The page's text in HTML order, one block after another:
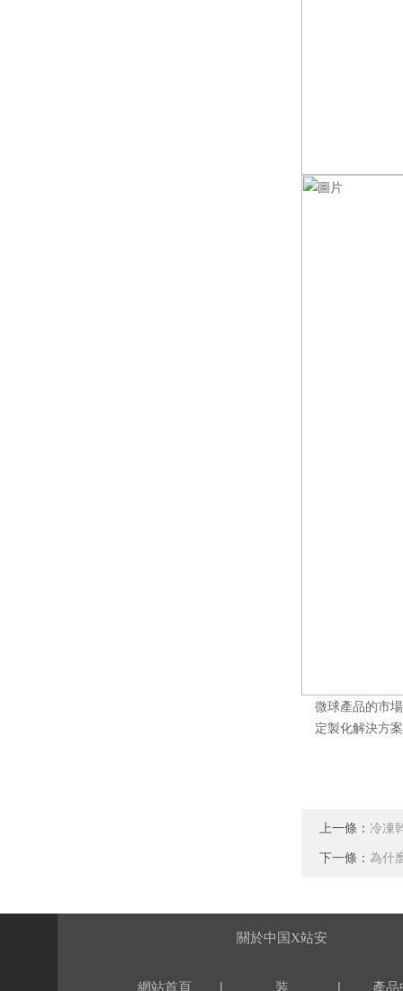
微球產品的市
定製化解決方
上一條： 冷凍
下一條： 為什
網站首頁 |
關於中国X站安
装 | 產品